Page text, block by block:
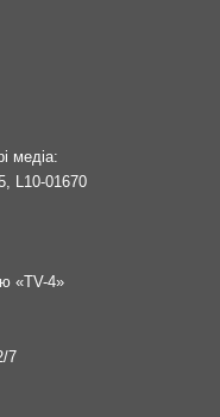
медіа:
L10-01670
«TV-4»
7